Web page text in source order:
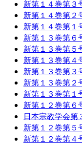
新第１４巻第３
新第１４巻第２
新第１４巻第１
新第１３巻第６
新第１３巻第５
新第１３巻第４
新第１３巻第３
新第１３巻第２
新第１３巻第１
新第１２巻第６
日本宗教学会第
新第１２巻第５
新第１２巻第４